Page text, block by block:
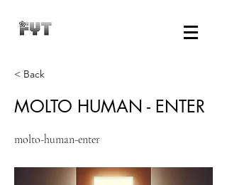
< Back
MOLTO HUMAN - ENTER
molto-human-enter